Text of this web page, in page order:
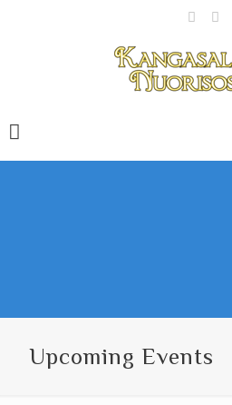
Upcoming Events